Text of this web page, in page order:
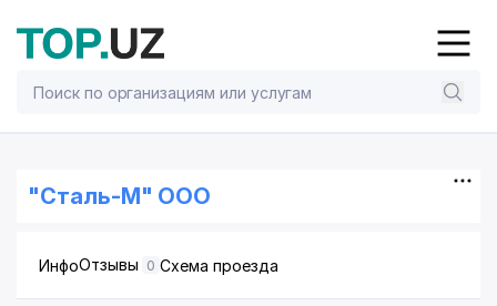
"Сталь-М" ООО
ИнфоОтзывы 0 Схема проезда